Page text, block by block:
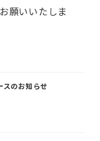
願いいたしま
スのお知らせ